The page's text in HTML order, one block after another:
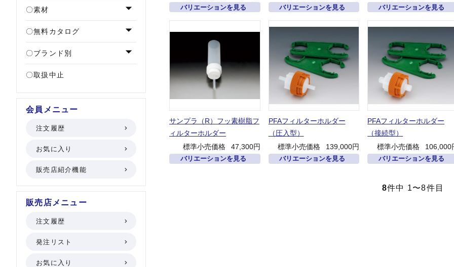
バリエーションを見る バリエーションを見る バリエーションを見る
サンプラ（R）フッ素樹脂フ
ィルターホルダー
標準小売価格
47,300円
バリエーションを見る
PFAフィルターホルダー
（圧入型）
標準小売価格
139,000円
バリエーションを見る
PFAフィルターホルダー
（接続型）
標準小売価格
106,000
バリエーションを見る
8件中 1〜8件目
素材
無料カタログ
ブランド別
取扱中止
会員メニュー
注文履歴
お気に入り
販売店紹介機能
販売店メニュー
注文履歴
発注リスト
お気に入り